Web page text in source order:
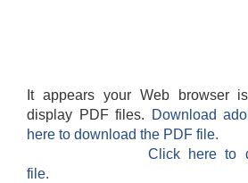
It appears your Web browser
display PDF files.
Download
here to download the PDF file.
Click here to
file.